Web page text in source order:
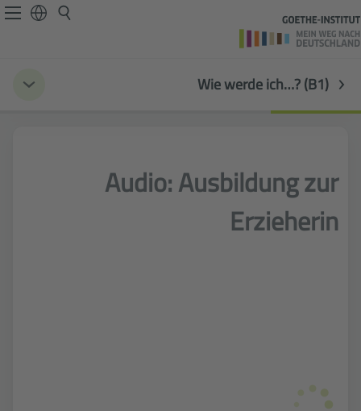
Wie werde ich…? (B1)
Audio: Ausbildung zur
Erzieherin